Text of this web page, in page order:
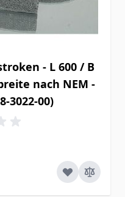
- L 600 / B
nach NEM -
3022-00)